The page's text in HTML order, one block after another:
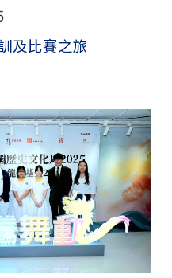
及比賽之旅